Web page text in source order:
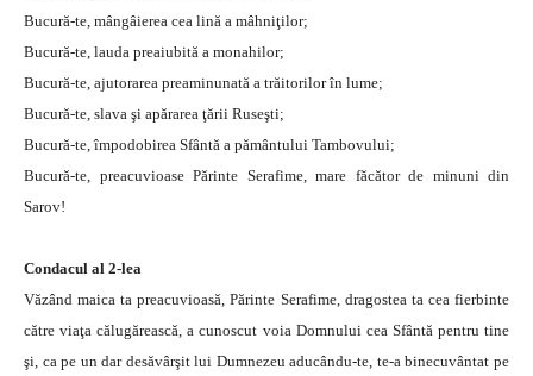
Bucură-te, mângâierea cea lină a mâhniţilor;
Bucură-te, lauda preaiubită a monahilor;
Bucură-te, ajutorarea preaminunată a trăitorilor în lume;
Bucură-te, slava şi apărarea ţării Ruseşti;
Bucură-te, împodobirea Sfântă a pământului Tambovului;
Bucură-te, preacuvioase Părinte Serafime, mare făcător de minuni din
Sarov!
Condacul al 2-lea
Văzând maica ta preacuvioasă, Părinte Serafime, dragostea ta cea fierbinte
către viaţa călugărească, a cunoscut voia Domnului cea Sfântă pentru tine
şi, ca pe un dar desăvârşit lui Dumnezeu aducându-te, te-a binecuvântat pe